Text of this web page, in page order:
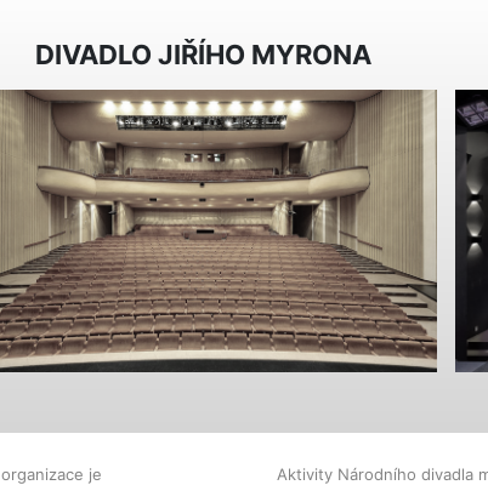
DIVADLO JIŘÍHO MYRONA
je
Aktivity Národního divadla